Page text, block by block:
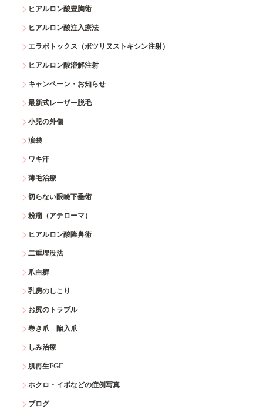
ヒアルロン酸豊胸術
ヒアルロン酸注入療法
エラボトックス（ボツリヌストキシン注射）
ヒアルロン酸溶解注射
キャンペーン・お知らせ
最新式レーザー脱毛
小児の外傷
涙袋
ワキ汗
薄毛治療
切らない眼瞼下垂術
粉瘤（アテローマ）
ヒアルロン酸隆鼻術
二重埋没法
爪白癬
乳房のしこり
お尻のトラブル
巻き爪 陥入爪
しみ治療
肌再生FGF
ホクロ・イボなどの症例写真
ブログ